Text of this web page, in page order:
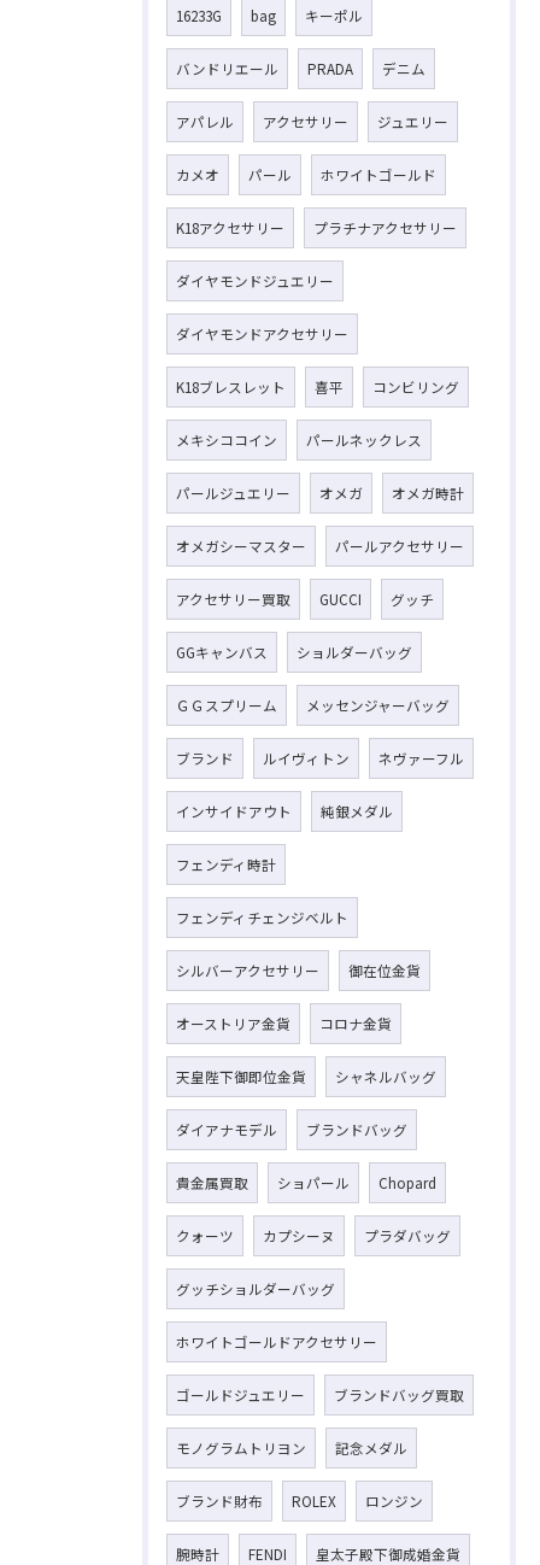
16233G bag キーポル
バンドリエール PRADA デニム
アパレル アクセサリー ジュエリー
カメオ パール ホワイトゴールド
K18アクセサリー プラチナアクセサリー
ダイヤモンドジュエリー
ダイヤモンドアクセサリー
K18ブレスレット 喜平 コンビリング
メキシココイン パールネックレス
パールジュエリー オメガ オメガ時計
オメガシーマスター パールアクセサリー
アクセサリー買取 GUCCI グッチ
GGキャンバス ショルダーバッグ
ＧＧスプリーム メッセンジャーバッグ
ブランド ルイヴィトン ネヴァーフル
インサイドアウト 純銀メダル
フェンディ時計
フェンディチェンジベルト
シルバーアクセサリー 御在位金貨
オーストリア金貨 コロナ金貨
天皇陛下御即位金貨 シャネルバッグ
ダイアナモデル ブランドバッグ
貴金属買取 ショパール Chopard
クォーツ カプシーヌ プラダバッグ
グッチショルダーバッグ
ホワイトゴールドアクセサリー
ゴールドジュエリー ブランドバッグ買取
モノグラムトリヨン 記念メダル
ブランド財布 ROLEX ロンジン
腕時計 FENDI 皇太子殿下御成婚金貨